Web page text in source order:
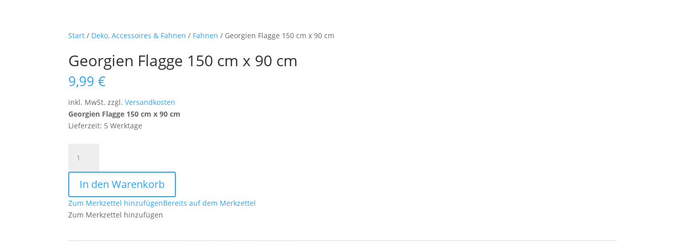
Start / Deko, Accessoires & Fahnen / Fahnen / Georgien Flagge 150 cm x 90 cm
Georgien Flagge 150 cm x 90 cm
9,99€
inkl. MwSt. zzgl.Versandkosten
Georgien Flagge 150 cm x 90 cm
Lieferzeit: 5 Werktage
Flagge
150
x
90
cm
In den Warenkorb
Zum Merkzettel hinzufügenBereits auf dem Merkzettel
Zum Merkzettel hinzufügen